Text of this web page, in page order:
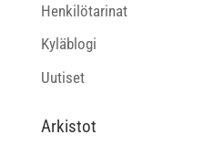
Henkilötarinat
Kyläblogi
Uutiset
Arkistot